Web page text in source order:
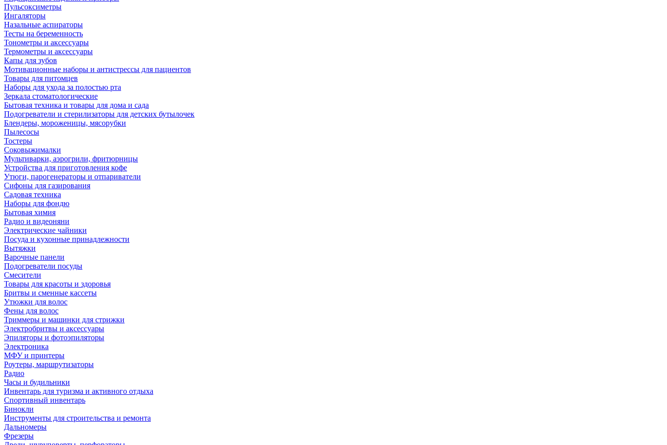
Пульсоксиметры
Ингаляторы
Назальные аспираторы
Тесты на беременность
Тонометры и аксессуары
Термометры и аксессуары
Капы для зубов
Мотивационные наборы и антистрессы для пациентов
Товары для питомцев
Наборы для ухода за полостью рта
Зеркала стоматологические
Бытовая техника и товары для дома и сада
Подогреватели и стерилизаторы для детских бутылочек
Блендеры, мороженицы, мясорубки
Пылесосы
Тостеры
Соковыжималки
Мультиварки, аэрогрили, фритюрницы
Устройства для приготовления кофе
Утюги, парогенераторы и отпариватели
Сифоны для газирования
Садовая техника
Наборы для фондю
Бытовая химия
Радио и видеоняни
Электрические чайники
Посуда и кухонные принадлежности
Вытяжки
Варочные панели
Подогреватели посуды
Смесители
Товары для красоты и здоровья
Бритвы и сменные кассеты
Утюжки для волос
Фены для волос
Триммеры и машинки для стрижки
Электробритвы и аксессуары
Эпиляторы и фотоэпиляторы
Электроника
МФУ и принтеры
Роутеры, маршрутизаторы
Радио
Часы и будильники
Инвентарь для туризма и активного отдыха
Спортивный инвентарь
Бинокли
Инструменты для строительства и ремонта
Дальномеры
Фрезеры